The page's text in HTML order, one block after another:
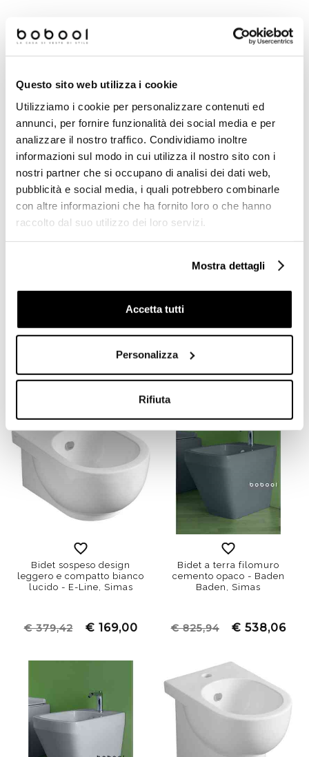
Questo sito web utilizza i cookie
Utilizziamo i cookie per personalizzare contenuti ed
annunci, per fornire funzionalità dei social media e per
analizzare il nostro traffico. Condividiamo inoltre
informazioni sul modo in cui utilizza il nostro sito con i
nostri partner che si occupano di analisi dei dati web,
pubblicità e social media, i quali potrebbero combinarle
con altre informazioni che ha fornito loro o che hanno
raccolto dal suo utilizzo dei loro servizi.
Mostra dettagli
Accetta tutti
Personalizza
Rifiuta
€ 483,12 € 186,66 € 94,90
Prodotti simili
-68%
Bidet a terra filomuro
€ 190,00
-64%
Bidet sospeso monoforo
€ 527,04
Bidet sospeso design
leggero e compatto bianco
lucido - E-Line, Simas
€ 379,42 € 169,00
Bidet a terra filomuro
cemento opaco - Baden
Baden, Simas
€ 825,94 € 538,06